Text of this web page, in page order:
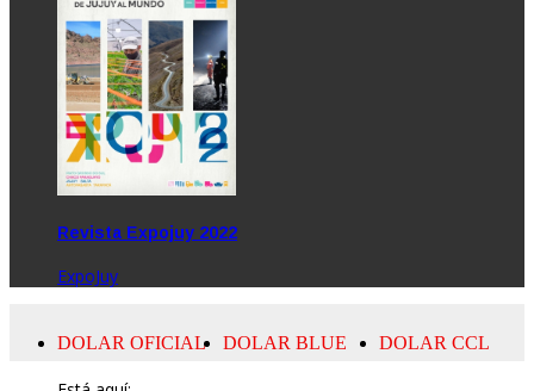
Revista Expojuy 2022
ExpoJuy